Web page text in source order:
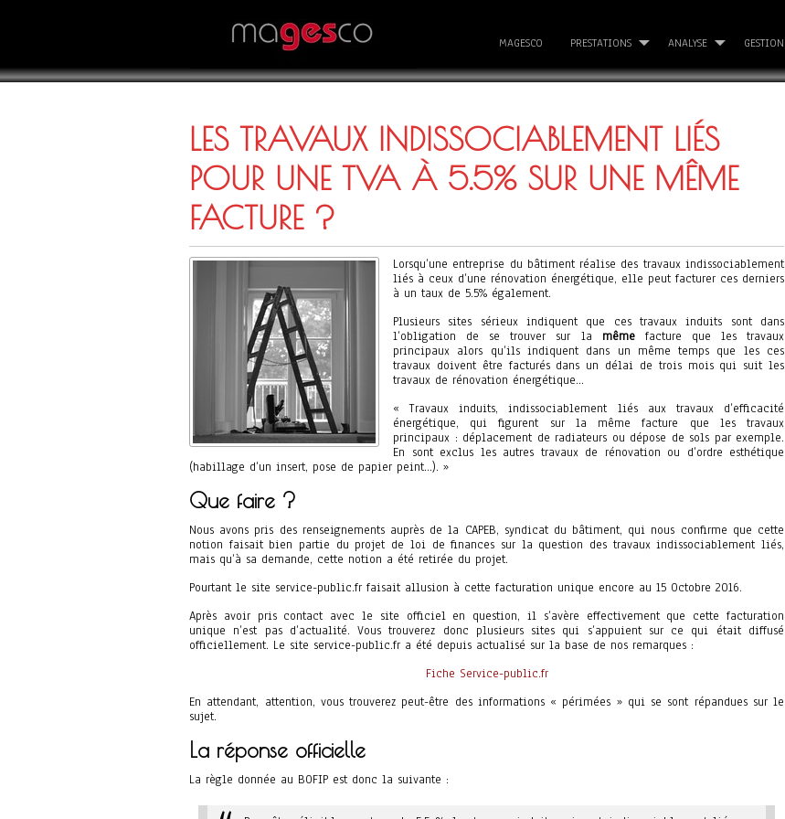
MAGESCO PRESTATIONS ANALYSE GESTION
LES TRAVAUX INDISSOCIABLEMENT LIÉS
POUR UNE TVA À 5.5% SUR UNE MÊME
FACTURE ?
Lorsqu’une entreprise du bâtiment réalise des travaux indissociablement
liés à ceux d’une rénovation énergétique, elle peut facturer ces derniers
à un taux de 5.5% également.
Plusieurs sites sérieux indiquent que ces travaux induits sont dans
l’obligation de se trouver sur la mêmefacture que les travaux
principaux alors qu’ils indiquent dans un même temps que les ces
travaux doivent être facturés dans un délai de trois mois qui suit les
travaux de rénovation énergétique…
« Travaux induits, indissociablement liés aux travaux d’efficacité
énergétique, qui figurent sur la même facture que les travaux
principaux : déplacement de radiateurs ou dépose de sols par exemple.
En sont exclus les autres travaux de rénovation ou d’ordre esthétique
(habillage d’un insert, pose de papier peint…). »
Que faire ?
Nous avons pris des renseignements auprès de la CAPEB, syndicat du bâtiment, qui nous confirme que cette
notion faisait bien partie du projet de loi de finances sur la question des travaux indissociablement liés,
mais qu’à sa demande, cette notion a été retirée du projet.
Pourtant le site service-public.fr faisait allusion à cette facturation unique encore au 15 Octobre 2016.
Après avoir pris contact avec le site officiel en question, il s’avère effectivement que cette facturation
unique n’est pas d’actualité. Vous trouverez donc plusieurs sites qui s’appuient sur ce qui était diffusé
officiellement. Le site service-public.fr a été depuis actualisé sur la base de nos remarques :
Fiche Service-public.fr
En attendant, attention, vous trouverez peut-être des informations « périmées » qui se sont répandues sur le
sujet.
La réponse officielle
La règle donnée au BOFIP est donc la suivante :